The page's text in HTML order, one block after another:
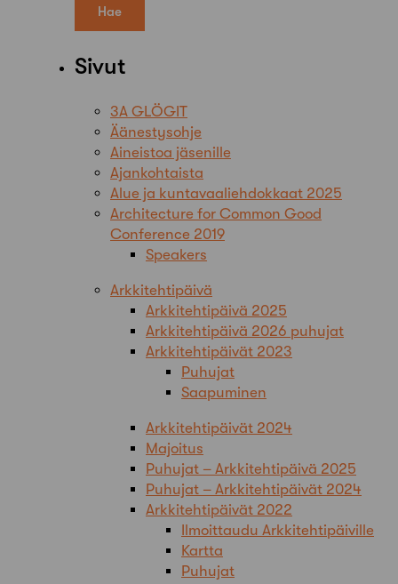
Sivut
3A GLÖGIT
Äänestysohje
Aineistoa jäsenille
Ajankohtaista
Alue ja kuntavaaliehdokkaat 2025
Architecture for Common Good
Conference 2019
Speakers
Arkkitehtipäivä
Arkkitehtipäivä 2025
Arkkitehtipäivä 2026 puhujat
Arkkitehtipäivät 2023
Puhujat
Saapuminen
Arkkitehtipäivät 2024
Majoitus
Puhujat – Arkkitehtipäivä 2025
Puhujat – Arkkitehtipäivät 2024
Arkkitehtipäivät 2022
Ilmoittaudu Arkkitehtipäiville
Kartta
Puhujat